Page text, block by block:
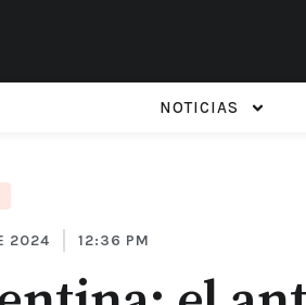
NOTICIAS
2024 12:36 PM